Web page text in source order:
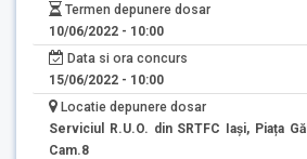
Termen depunere dosar
10/06/2022 - 10:00
Data si ora concurs
15/06/2022 - 10:00
Locatie depunere dosar
Serviciul R.U.O. din SRTFC Iași, Piața
Cam.8